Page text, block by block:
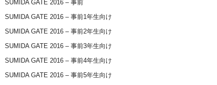
SUMIDA GATE 2016 – 事前
SUMIDA GATE 2016 – 事前1年生向け
SUMIDA GATE 2016 – 事前2年生向け
SUMIDA GATE 2016 – 事前3年生向け
SUMIDA GATE 2016 – 事前4年生向け
SUMIDA GATE 2016 – 事前5年生向け